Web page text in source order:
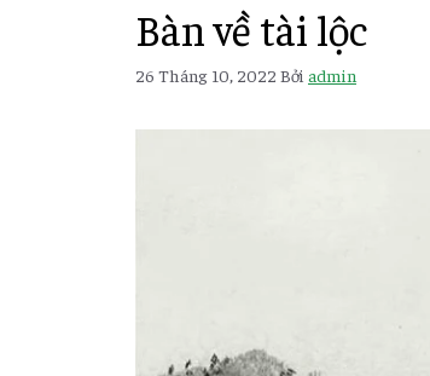
Bàn về tài lộc
26 Tháng 10, 2022 Bởi admin